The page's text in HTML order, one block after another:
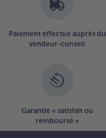
Paiement effectué auprès du
vendeur-conseil
Garantie « satisfait ou
remboursé »